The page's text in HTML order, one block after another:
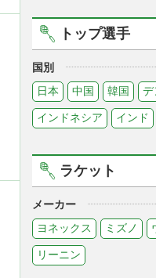
トップ選手
国別
日本
中国 韓国 デ
インドネシア インド
ラケット
メーカー
ヨネックス
ミズノ
リーニン